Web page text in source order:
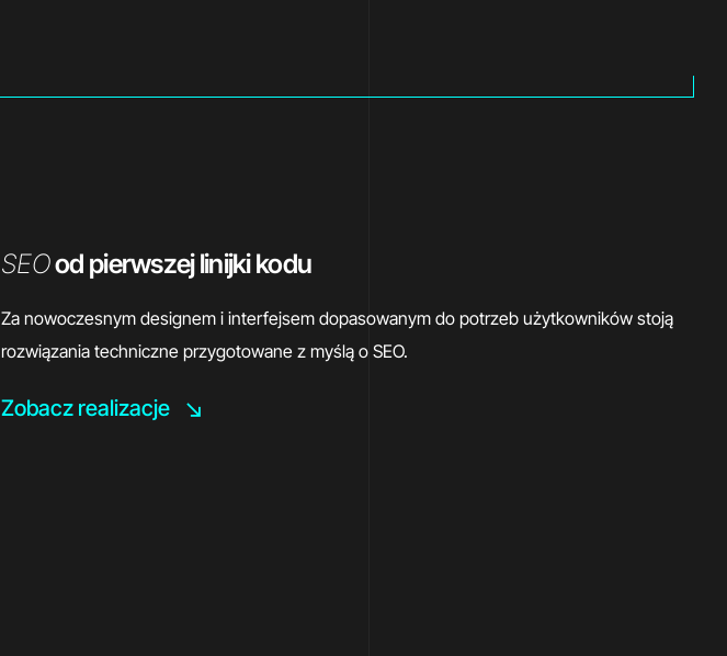
SEOod pierwszej linijki kodu
Za nowoczesnym designem i interfejsem dopasowanym do potrzeb użytkowników stoją
rozwiązania techniczne przygotowane z myślą o SEO.
Zobacz realizacje